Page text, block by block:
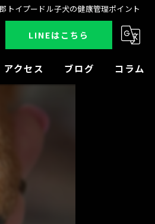
トイプードル子犬の健康管理ポイント
LINEはこちら
アクセス ブログ コラム